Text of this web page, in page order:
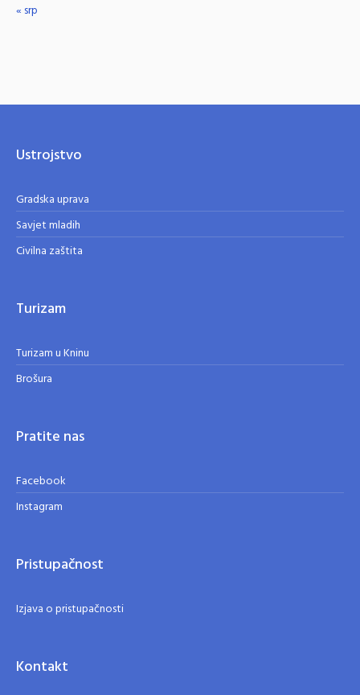
« srp
Ustrojstvo
Gradska uprava
Savjet mladih
Civilna zaštita
Turizam
Turizam u Kninu
Brošura
Pratite nas
Facebook
Instagram
Pristupačnost
Izjava o pristupačnosti
Kontakt